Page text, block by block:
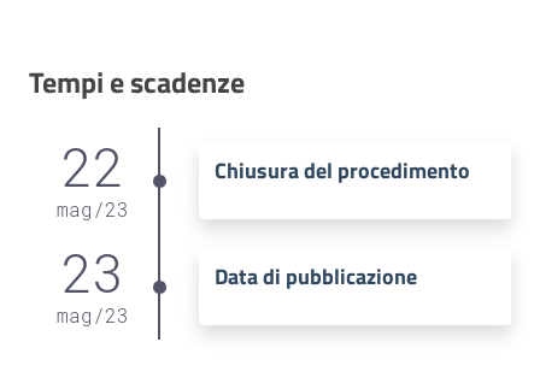
Tempi e scadenze
22
mag /23
Chiusura del procedimento
23
mag /23
Data di pubblicazione